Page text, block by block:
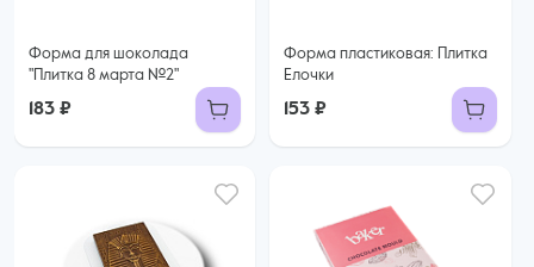
Форма для шоколада
"Плитка 8 марта №2"
183 ₽
Форма пластиковая: Плитка
Елочки
153 ₽